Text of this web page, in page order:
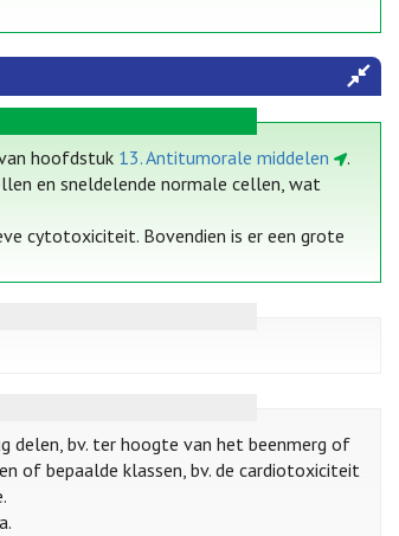
hoofdstuk 13. Antitumorale middelen
.
en sneldelende normale cellen, wat
cytotoxiciteit. Bovendien is er een grote
delen, bv. ter hoogte van het beenmerg of
of bepaalde klassen, bv. de cardiotoxiciteit